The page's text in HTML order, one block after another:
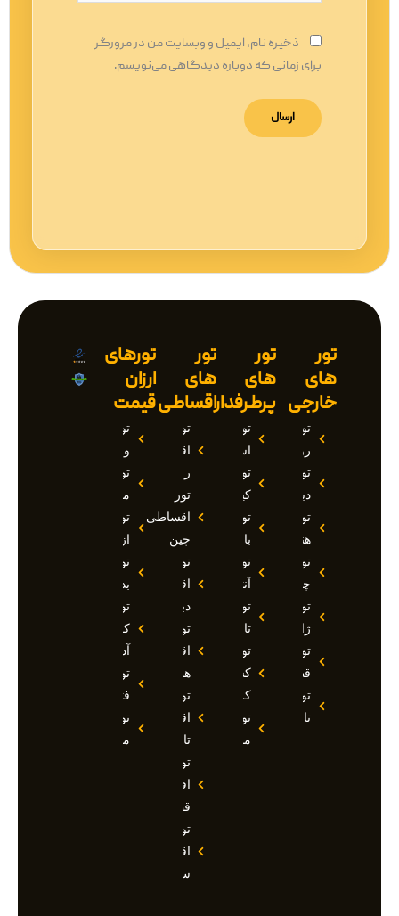
ذخیره نام، ایمیل و وبسایت من در مرورگر
برای زمانی که دوباره دیدگاهی می‌نویسم.
تور
های
خارجی
تور
روسیه
تور
دبی
تور
هند
تور
چین
تور
ژاپن
تور
قطر
تور
تاجیکستان
تور
های
پرطرفدار
تور
استانبول
تور
کیش
تور
بالی
تور
آنتالیا
تور
تایلند
تور
کشتی
کروز
تور
مالدیو
تور
های
اقساطی
تور
اقساطی
روسیه
تور
اقساطی
چین
تور
اقساطی
دبی
تور
اقساطی
هند
تور
اقساطی
تاجیکستان
تور
اقساطی
قطر
تور
اقساطی
سوچی
تورهای
ارزان
قیمت
تور
وان
تور
مارماریس
تور
ازمیر
تور
بدروم
تور
کوش
آداسی
تور
فتحیه
تور
مالزی